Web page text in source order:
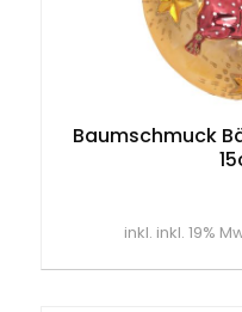
Baumschmuck
inkl. inkl. 19%